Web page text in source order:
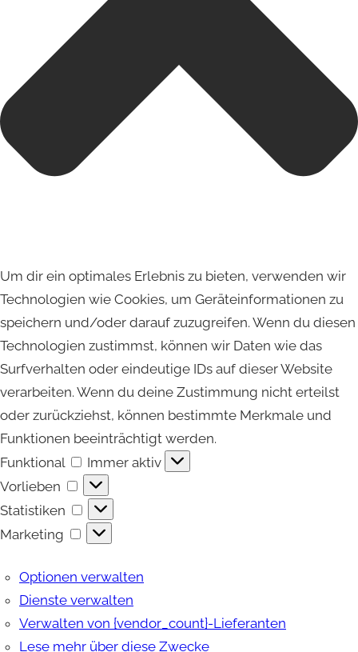
Um dir ein optimales Erlebnis zu bieten, verwenden wir
Technologien wie Cookies, um Geräteinformationen zu
speichern und/oder darauf zuzugreifen. Wenn du diesen
Technologien zustimmst, können wir Daten wie das
Surfverhalten oder eindeutige IDs auf dieser Website
verarbeiten. Wenn du deine Zustimmung nicht erteilst
oder zurückziehst, können bestimmte Merkmale und
Funktionen beeinträchtigt werden.
Funktional
Funktional
Immer aktiv
Vorlieben
Vorlieben
Statistiken
Statistiken
Marketing
Marketing
Optionen verwalten
Dienste verwalten
Verwalten von {vendor_count}-Lieferanten
Lese mehr über diese Zwecke